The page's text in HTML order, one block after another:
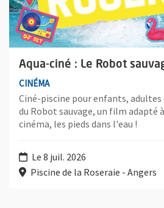
Aqua-ciné : Le Robot
CINÉMA
Ciné-piscine pour enfants,
du Robot sauvage, un film adapté
cinéma, les pieds dans l'eau !
Le 8 juil. 2026
Piscine de la Roseraie - Angers